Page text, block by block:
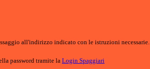
all'indirizzo indicato con le istruzioni necessarie.
password tramite la Login Spaggiari